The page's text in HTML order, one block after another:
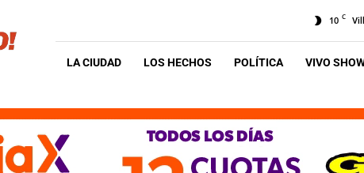
10 C
LA CIUDAD LOS HECHOS POLÍTICA VIVO